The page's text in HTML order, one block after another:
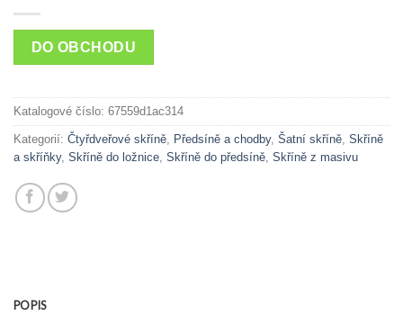
DO OBCHODU
Katalogové číslo: 67559d1ac314
Kategorií: Čtyřdveřové skříně, Předsíně a chodby, Šatní skříně, Skříně
a skříňky, Skříně do ložnice, Skříně do předsíně, Skříně z masivu
POPIS